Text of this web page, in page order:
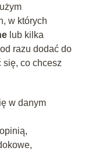
w których
lub kilka
razu dodać do
się, co chcesz
w danym